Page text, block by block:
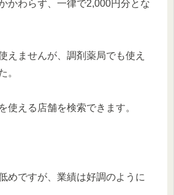
かわらず、一律で2,000円分とな
えませんが、調剤薬局でも使え
。
使える店舗を検索できます。
めですが、業績は好調のように